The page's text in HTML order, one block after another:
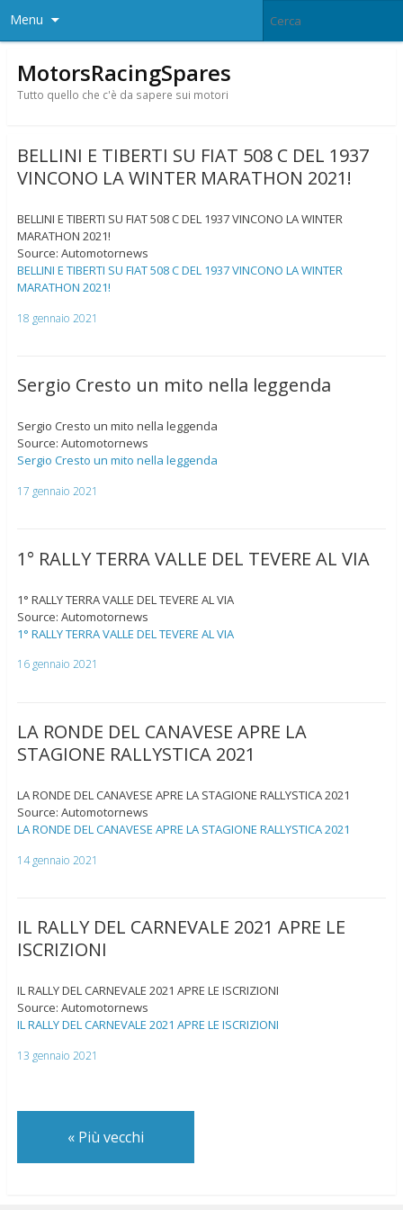
Menu
MotorsRacingSpares
Tutto quello che c'è da sapere sui motori
BELLINI E TIBERTI SU FIAT 508 C DEL 1937
VINCONO LA WINTER MARATHON 2021!
BELLINI E TIBERTI SU FIAT 508 C DEL 1937 VINCONO LA WINTER
MARATHON 2021!
Source: Automotornews
BELLINI E TIBERTI SU FIAT 508 C DEL 1937 VINCONO LA WINTER
MARATHON 2021!
18 gennaio 2021
Sergio Cresto un mito nella leggenda
Sergio Cresto un mito nella leggenda
Source: Automotornews
Sergio Cresto un mito nella leggenda
17 gennaio 2021
1° RALLY TERRA VALLE DEL TEVERE AL VIA
1° RALLY TERRA VALLE DEL TEVERE AL VIA
Source: Automotornews
1° RALLY TERRA VALLE DEL TEVERE AL VIA
16 gennaio 2021
LA RONDE DEL CANAVESE APRE LA
STAGIONE RALLYSTICA 2021
LA RONDE DEL CANAVESE APRE LA STAGIONE RALLYSTICA 2021
Source: Automotornews
LA RONDE DEL CANAVESE APRE LA STAGIONE RALLYSTICA 2021
14 gennaio 2021
IL RALLY DEL CARNEVALE 2021 APRE LE
ISCRIZIONI
IL RALLY DEL CARNEVALE 2021 APRE LE ISCRIZIONI
Source: Automotornews
IL RALLY DEL CARNEVALE 2021 APRE LE ISCRIZIONI
13 gennaio 2021
«Più vecchi